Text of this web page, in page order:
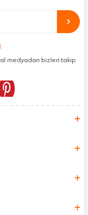
ve düzenli olarak
medyadan bizleri takip